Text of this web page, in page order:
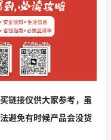
链接仅供大家参考，虽
避免有时候产品会没货